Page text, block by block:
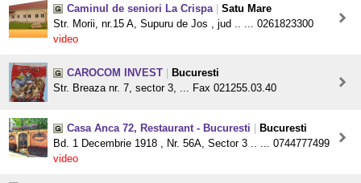
Caminul de seniori La Crispa
Satu Mare
Str. Morii, nr.15 A, Supuru de Jos , jud .. ... 0261823300
video
CAROCOM INVEST
Bucuresti
Str. Breaza nr. 7, sector 3, ... Fax 021255.03.40
Casa Anca 72, Restaurant - Bucuresti
Bucuresti
Bd. 1 Decembrie 1918 , Nr. 56A, Sector 3 .. ... 0744777499
video